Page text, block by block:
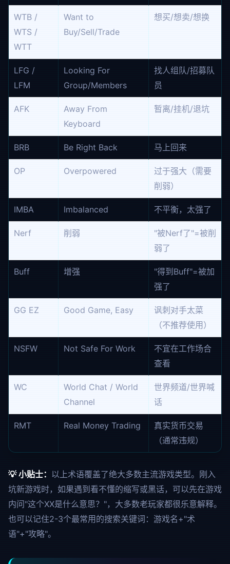
WTB /
WTS /
WTT
Want to
Buy/Sell/Trade
想买/想卖/想换
LFG /
LFM
Looking For
Group/Members
找人组队/招募队
员
AFK
Away From
Keyboard
暂离/挂机/退坑
BRB Be Right Back 马上回来
OP Overpowered
过于强大（需要
削弱）
IMBA Imbalanced 不平衡，太强了
Nerf 削弱
"被Nerf了"=被削
弱了
Buff 增强
"得到Buff"=被加
强了
GG EZ Good Game, Easy
讽刺对手太菜
（不推荐使用）
NSFW Not Safe For Work
不宜在工作场合
查看
WC
World Chat / World
Channel
世界频道/世界喊
话
RMT Real Money Trading
真实货币交易
（通常违规）
💡 小贴士： 以上术语覆盖了绝大多数主流游戏类型。刚入
坑新游戏时，如果遇到看不懂的缩写或黑话，可以先在游戏
内问"这个XX是什么意思？"，大多数老玩家都很乐意解释。
也可以记住2-3个最常用的搜索关键词：游戏名+"术
语"+"攻略"。